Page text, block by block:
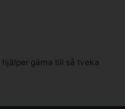
hjälper gärna till så tveka